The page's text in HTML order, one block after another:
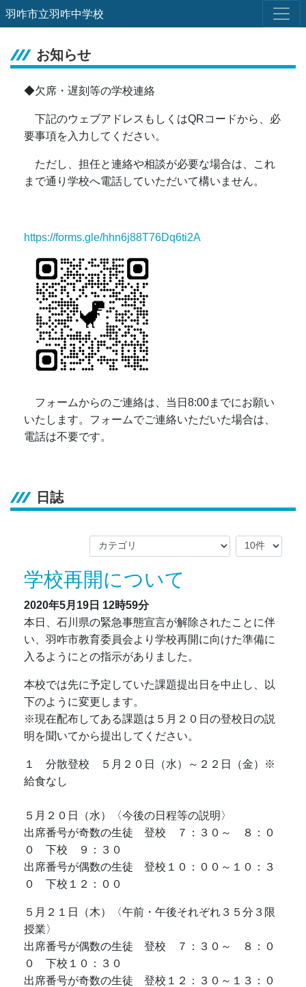
羽咋市立羽咋中学校
お知らせ
◆欠席・遅刻等の学校連絡
下記のウェブアドレスもしくはQRコードから、必
要事項を入力してください。
ただし、担任と連絡や相談が必要な場合は、これ
まで通り学校へ電話していただいて構いません。
https://forms.gle/hhn6j88T76Dq6ti2A
フォームからのご連絡は、当日8:00までにお願い
いたします。フォームでご連絡いただいた場合は、
電話は不要です。
日誌
学校再開について
2020年5月19日 12時59分
本日、石川県の緊急事態宣言が解除されたことに伴
い、羽咋市教育委員会より学校再開に向けた準備に
入るようにとの指示がありました。
本校では先に予定していた課題提出日を中止し、以
下のように変更します。
※現在配布してある課題は５月２０日の登校日の説
明を聞いてから提出してください。
１ 分散登校 ５月２０日（水）～２２日（金）※
給食なし
５月２０日（水）〈今後の日程等の説明〉
出席番号が奇数の生徒 登校 ７：３０～ ８：０
０ 下校 ９：３０
出席番号が偶数の生徒 登校１０：００～１０：３
０ 下校１２：００
５月２１日（木）〈午前・午後それぞれ３５分３限
授業〉
出席番号が偶数の生徒 登校 ７：３０～ ８：０
０ 下校１０：３０
出席番号が奇数の生徒 登校１２：３０～１３：０